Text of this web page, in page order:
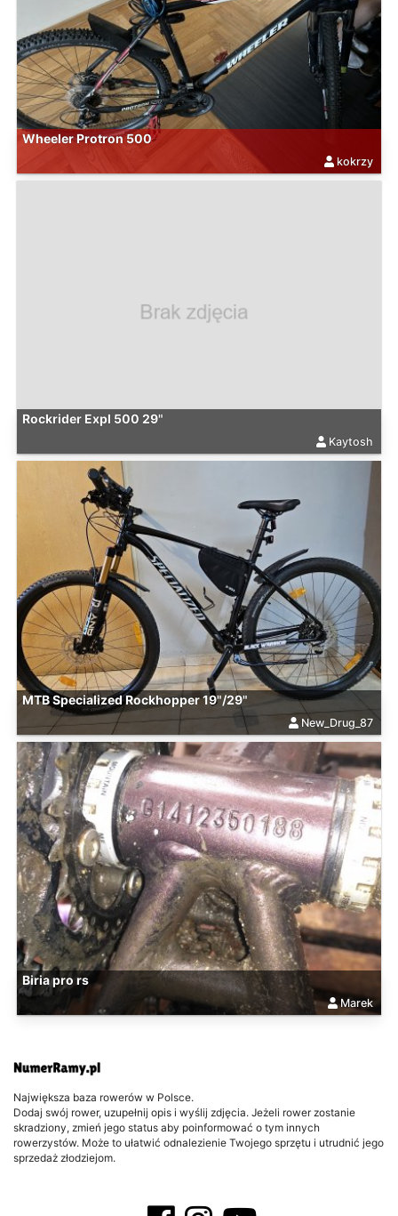
Wheeler Protron 500
kokrzy
Rockrider Expl 500 29"
Kaytosh
MTB Specialized Rockhopper 19"/29"
New_Drug_87
Biria pro rs
Marek
Największa baza rowerów w Polsce.
Dodaj swój rower, uzupełnij opis i wyślij zdjęcia. Jeżeli rower zostanie
skradziony, zmień jego status aby poinformować o tym innych
rowerzystów. Może to ułatwić odnalezienie Twojego sprzętu i utrudnić jego
sprzedaż złodziejom.